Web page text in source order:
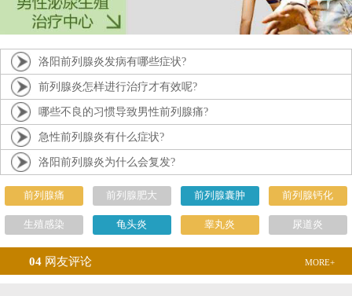
洛阳前列腺炎发病有哪些症状?
前列腺炎怎样进行治疗才有效呢?
哪些不良的习惯导致男性前列腺痛?
急性前列腺炎有什么症状?
洛阳前列腺炎为什么会复发?
前列腺痛 前列腺肥大 前列腺囊肿 前列腺钙化
生殖感染 龟头炎 睾丸炎 尿道炎
04 网友评论 MORE+